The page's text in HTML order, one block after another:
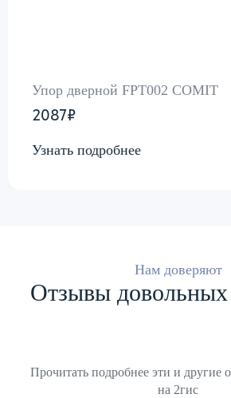
Упор дверной FPT002 COMIT
2087₽
Узнать подробнее
Нам доверяют
Отзывы довольных
Прочитать подробнее эти и другие
на 2гис